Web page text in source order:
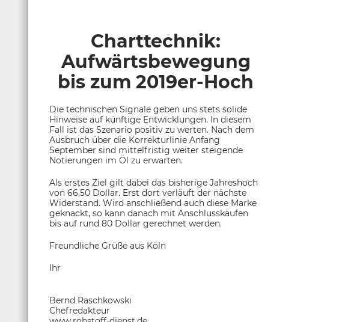
Charttechnik:
Aufwärtsbewegung
bis zum 2019er-Hoch
Die technischen Signale geben uns stets solide
Hinweise auf künftige Entwicklungen. In diesem
Fall ist das Szenario positiv zu werten. Nach dem
Ausbruch über die Korrekturlinie Anfang
September sind mittelfristig weiter steigende
Notierungen im Öl zu erwarten.
Als erstes Ziel gilt dabei das bisherige Jahreshoch
von 66,50 Dollar. Erst dort verläuft der nächste
Widerstand. Wird anschließend auch diese Marke
geknackt, so kann danach mit Anschlusskäufen
bis auf rund 80 Dollar gerechnet werden.
Freundliche Grüße aus Köln
Ihr
Bernd Raschkowski
Chefredakteur